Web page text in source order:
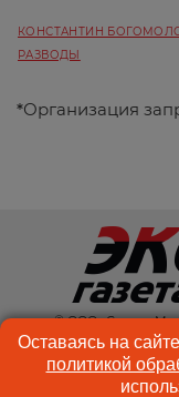
КОНСТАНТИН
РАЗВОДЫ
*Организация
© ООО «Спектр
КУКИ-ФАЙЛЫ
Оставаясь на
политикой